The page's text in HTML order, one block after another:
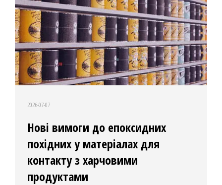
2026-07-07
Нові вимоги до епоксидних
похідних у матеріалах для
контакту з харчовими
продуктами